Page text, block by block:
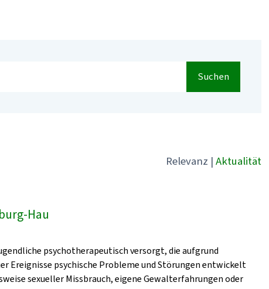
Suchen
Relevanz | Aktualität
Hau
psychotherapeutisch versorgt, die aufgrund
Ereignisse psychische Probleme und Störungen entwickelt
sexueller Missbrauch, eigene Gewalterfahrungen oder